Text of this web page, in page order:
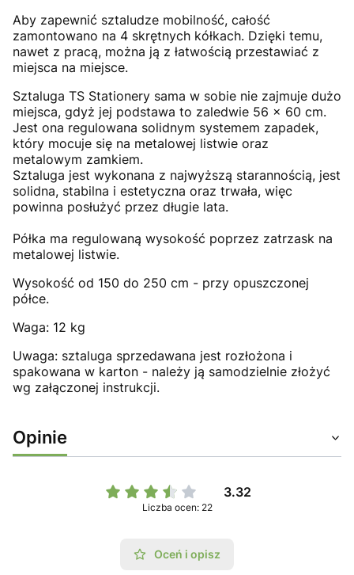
Aby zapewnić sztaludze mobilność, całość
zamontowano na 4 skrętnych kółkach. Dzięki temu,
nawet z pracą, można ją z łatwością przestawiać z
miejsca na miejsce.
Sztaluga TS Stationery sama w sobie nie zajmuje dużo
miejsca, gdyż jej podstawa to zaledwie 56 x 60 cm.
Jest ona regulowana solidnym systemem zapadek,
który mocuje się na metalowej listwie oraz
metalowym zamkiem.
Sztaluga jest wykonana z najwyższą starannością, jest
solidna, stabilna i estetyczna oraz trwała, więc
powinna posłużyć przez długie lata.
Półka ma regulowaną wysokość poprzez zatrzask na
metalowej listwie.
Wysokość od 150 do 250 cm - przy opuszczonej
półce.
Waga: 12 kg
Uwaga: sztaluga sprzedawana jest rozłożona i
spakowana w karton - należy ją samodzielnie złożyć
wg załączonej instrukcji.
Opinie
3.32
Liczba ocen: 22
Oceń i opisz